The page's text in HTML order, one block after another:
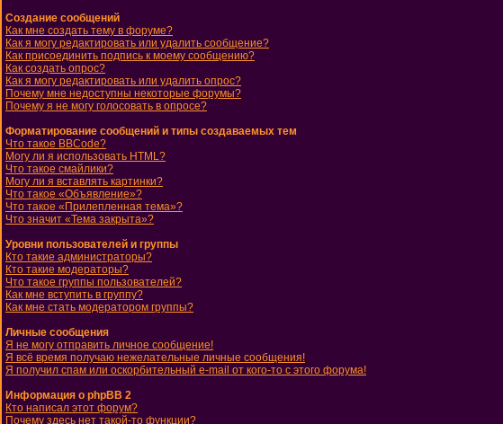
Создание сообщений
Как мне создать тему в форуме?
Как я могу редактировать или удалить сообщение?
Как присоединить подпись к моему сообщению?
Как создать опрос?
Как я могу редактировать или удалить опрос?
Почему мне недоступны некоторые форумы?
Почему я не могу голосовать в опросе?
Форматирование сообщений и типы создаваемых тем
Что такое BBCode?
Могу ли я использовать HTML?
Что такое смайлики?
Могу ли я вставлять картинки?
Что такое «Объявление»?
Что такое «Прилепленная тема»?
Что значит «Тема закрыта»?
Уровни пользователей и группы
Кто такие администраторы?
Кто такие модераторы?
Что такое группы пользователей?
Как мне вступить в группу?
Как мне стать модератором группы?
Личные сообщения
Я не могу отправить личное сообщение!
Я всё время получаю нежелательные личные сообщения!
Я получил спам или оскорбительный e-mail от кого-то с этого форума!
Информация о phpBB 2
Кто написал этот форум?
Почему здесь нет такой-то функции?